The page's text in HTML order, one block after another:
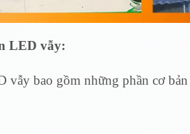
LED vẫy:
vẫy bao gồm những phần cơ bản